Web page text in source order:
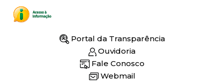
Portal da Transparência
Ouvidoria
Fale Conosco
Webmail